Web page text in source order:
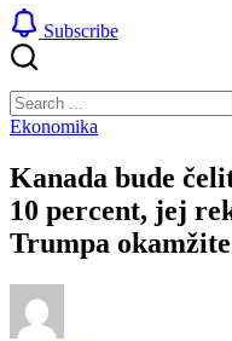
Subscribe
Search
Ekonomika
Kanada bude
10 percent, jej
Trumpa